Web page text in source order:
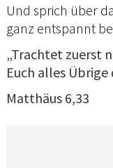
Und sprich über
ganz entspannt
„Trachtet zuerst
Euch alles Übrige
Matthäus 6,33